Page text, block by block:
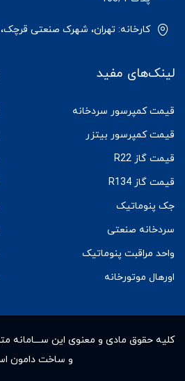
کارخانه: تهران، شهرک صنعتی قرچک،
لینک‌های مفید
قیمت کمپرسور سردخانه
قیمت کمپرسور بیتزر
قیمت گاز R22
قیمت گاز R134
جک پنوماتیک
سردخانه صنعتی
واحد مراقبت پنوماتیک
اورهال موتورخانه
کلیه حقوق مادى و معنوى این
و ساخت دامون